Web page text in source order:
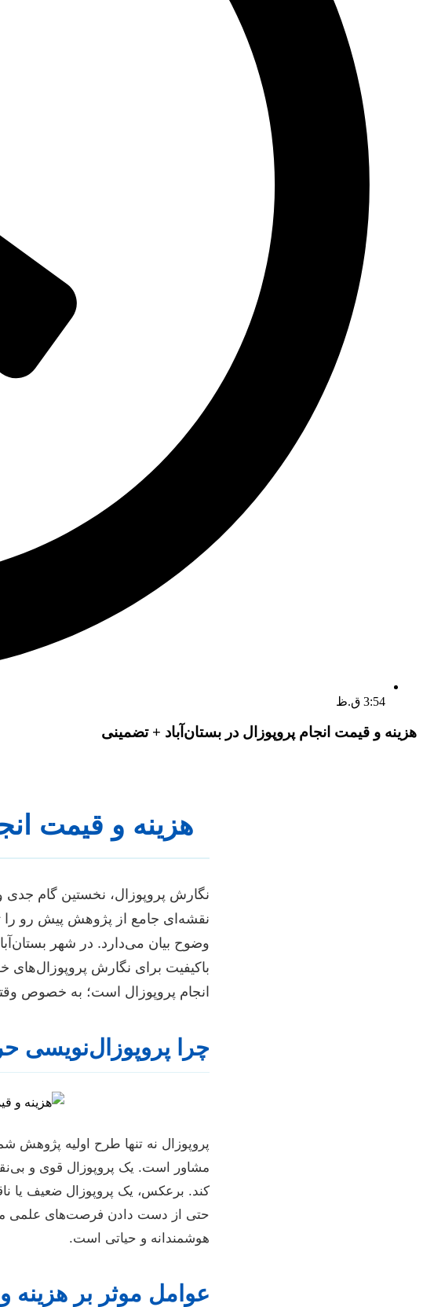
3:54 ق.ظ
هزینه و قیمت انجام پروپوزال در بستان‌آباد + تضمینی
هزینه و قیمت
نگارش پروپوزال، نخستین گام
نقشه‌ای جامع از پژوهش پیش رو را
وضوح بیان می‌دارد. در شهر
باکیفیت برای نگارش پروپوزال‌های
انجام پروپوزال است؛ به خصوص
چرا پروپوزال‌نویسی
پروپوزال نه تنها طرح اولیه پژوهش
مشاور است. یک پروپوزال قوی و
کند. برعکس، یک پروپوزال ضعیف
حتی از دست دادن فرصت‌های علمی
هوشمندانه و حیاتی است.
عوامل موثر بر هزینه